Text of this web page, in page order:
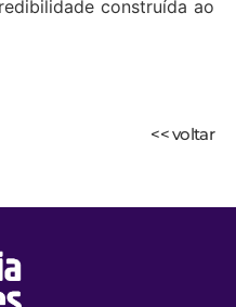
construída ao
<< voltar